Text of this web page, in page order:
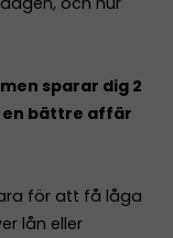
sparar dig 2
en bättre affär
för att få låga
lån eller